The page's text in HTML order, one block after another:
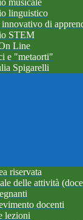
musicale
linguistico
di
STEM
Line
e "metaorti"
Spigarelli
riservata
delle attività
docenti
lezioni